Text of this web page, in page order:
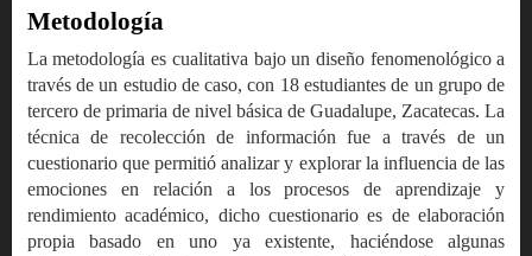
Metodología
La metodología es cualitativa bajo un diseño fenomenológico a
través de un estudio de caso, con 18 estudiantes de un grupo de
tercero de primaria de nivel básica de Guadalupe, Zacatecas. La
técnica de recolección de información fue a través de un
cuestionario que permitió analizar y explorar la influencia de las
emociones en relación a los procesos de aprendizaje y
rendimiento académico, dicho cuestionario es de elaboración
propia basado en uno ya existente, haciéndose algunas